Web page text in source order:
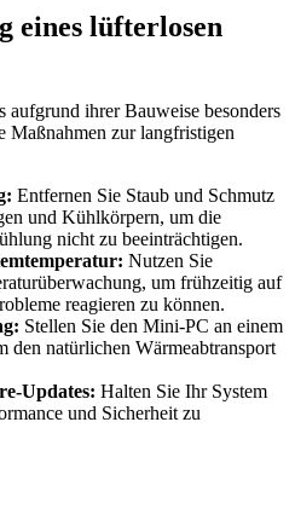
eines lüfterlosen
ihrer Bauweise besonders
Maßnahmen zur langfristigen
Entfernen Sie Staub und Schmutz
und Kühlkörpern, um die
nicht zu beeinträchtigen.
Nutzen Sie
um frühzeitig auf
reagieren zu können.
Stellen Sie den Mini-PC an einem
den natürlichen Wärmeabtransport
Updates: Halten Sie Ihr System
und Sicherheit zu